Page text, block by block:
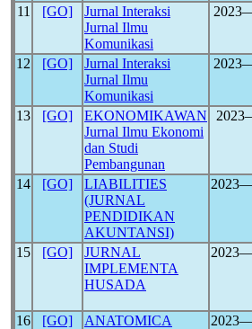
11 [GO]
Jurnal Interaksi
Jurnal Ilmu
Komunikasi
12 [GO]
Jurnal Interaksi
Jurnal Ilmu
Komunikasi
13
[GO]
EKONOMIKAWAN
Jurnal Ilmu Ekonomi
dan Studi
Pembangunan
14 [GO]
LIABILITIES
(JURNAL
PENDIDIKAN
AKUNTANSI)
15 [GO]
JURNAL
IMPLEMENTA
HUSADA
16
[GO]
ANATOMICA